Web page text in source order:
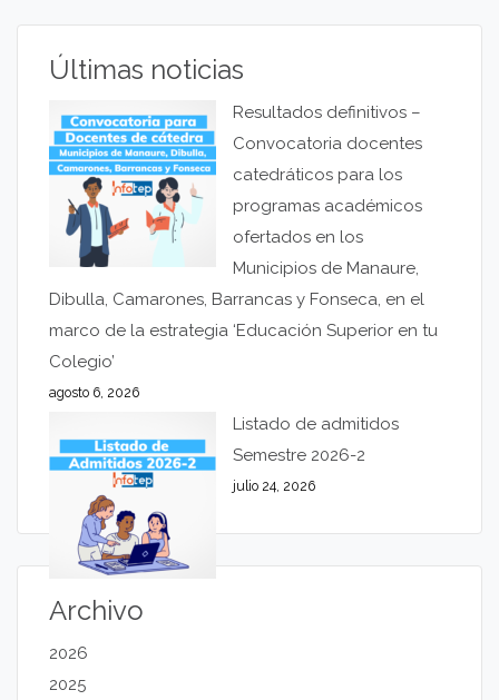
Últimas noticias
Resultados definitivos –
Convocatoria docentes
catedráticos para los
programas académicos
ofertados en los
Municipios de Manaure,
Dibulla, Camarones, Barrancas y Fonseca, en el
marco de la estrategia ‘Educación Superior en tu
Colegio’
agosto 6, 2026
Listado de admitidos
Semestre 2026-2
julio 24, 2026
Archivo
2026
2025